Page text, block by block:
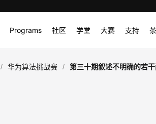
Programs 社区 学堂 大赛 支持
/ 华为算法挑战赛 / 第三十期叙述不明确的若